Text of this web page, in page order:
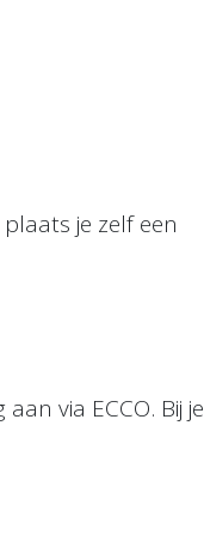
je zelf een
via ECCO. Bij je